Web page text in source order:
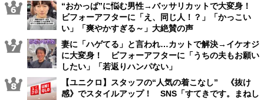
“おかっぱ”に悩む男性→バッサリカットで大変身！
ビフォーアフターに「え、同じ人！？」「かっこい
い」「爽やかすぎる～」大絶賛の声
妻に「ハゲてる」と言われ…カットで解決→イケオジ
に大変身！ ビフォーアフターに「うちの夫もお願い
したい」「若返りハンパない」
【ユニクロ】スタッフの“人気の着こなし” 《抜け
感》でスタイルアップ！ SNS「すてきです。まねし